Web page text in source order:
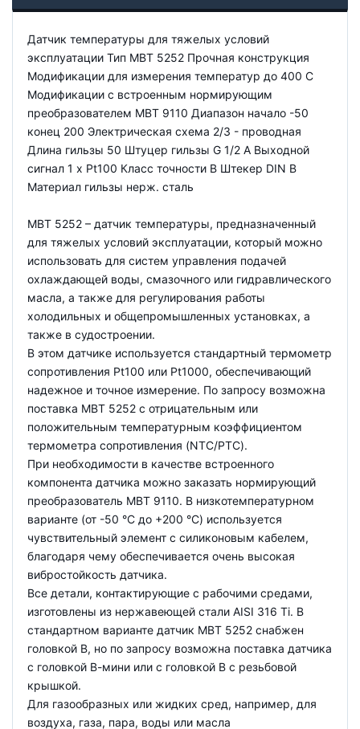
Датчик температуры для тяжелых условий
эксплуатации Тип MBT 5252 Прочная конструкция
Модификации для измерения температур до 400 С
Модификации с встроенным нормирующим
преобразователем MBT 9110 Диапазон начало -50
конец 200 Электрическая схема 2/3 - проводная
Длина гильзы 50 Штуцер гильзы G 1/2 A Выходной
сигнал 1 x Pt100 Класс точности B Штекер DIN B
Материал гильзы нерж. сталь
MBT 5252 – датчик температуры, предназначенный
для тяжелых условий эксплуатации, который можно
использовать для систем управления подачей
охлаждающей воды, смазочного или гидравлического
масла, а также для регулирования работы
холодильных и общепромышленных установках, а
также в судостроении.
В этом датчике используется стандартный термометр
сопротивления Pt100 или Pt1000, обеспечивающий
надежное и точное измерение. По запросу возможна
поставка MBT 5252 с отрицательным или
положительным температурным коэффициентом
термометра сопротивления (NTC/PTC).
При необходимости в качестве встроенного
компонента датчика можно заказать нормирующий
преобразователь MBT 9110. В низкотемпературном
варианте (от -50 °C до +200 °C) используется
чувствительный элемент с силиконовым кабелем,
благодаря чему обеспечивается очень высокая
вибростойкость датчика.
Все детали, контактирующие с рабочими средами,
изготовлены из нержавеющей стали AISI 316 Ti. В
стандартном варианте датчик MBT 5252 снабжен
головкой В, но по запросу возможна поставка датчика
с головкой В-мини или с головкой В с резьбовой
крышкой.
Для газообразных или жидких сред, например, для
воздуха, газа, пара, воды или масла